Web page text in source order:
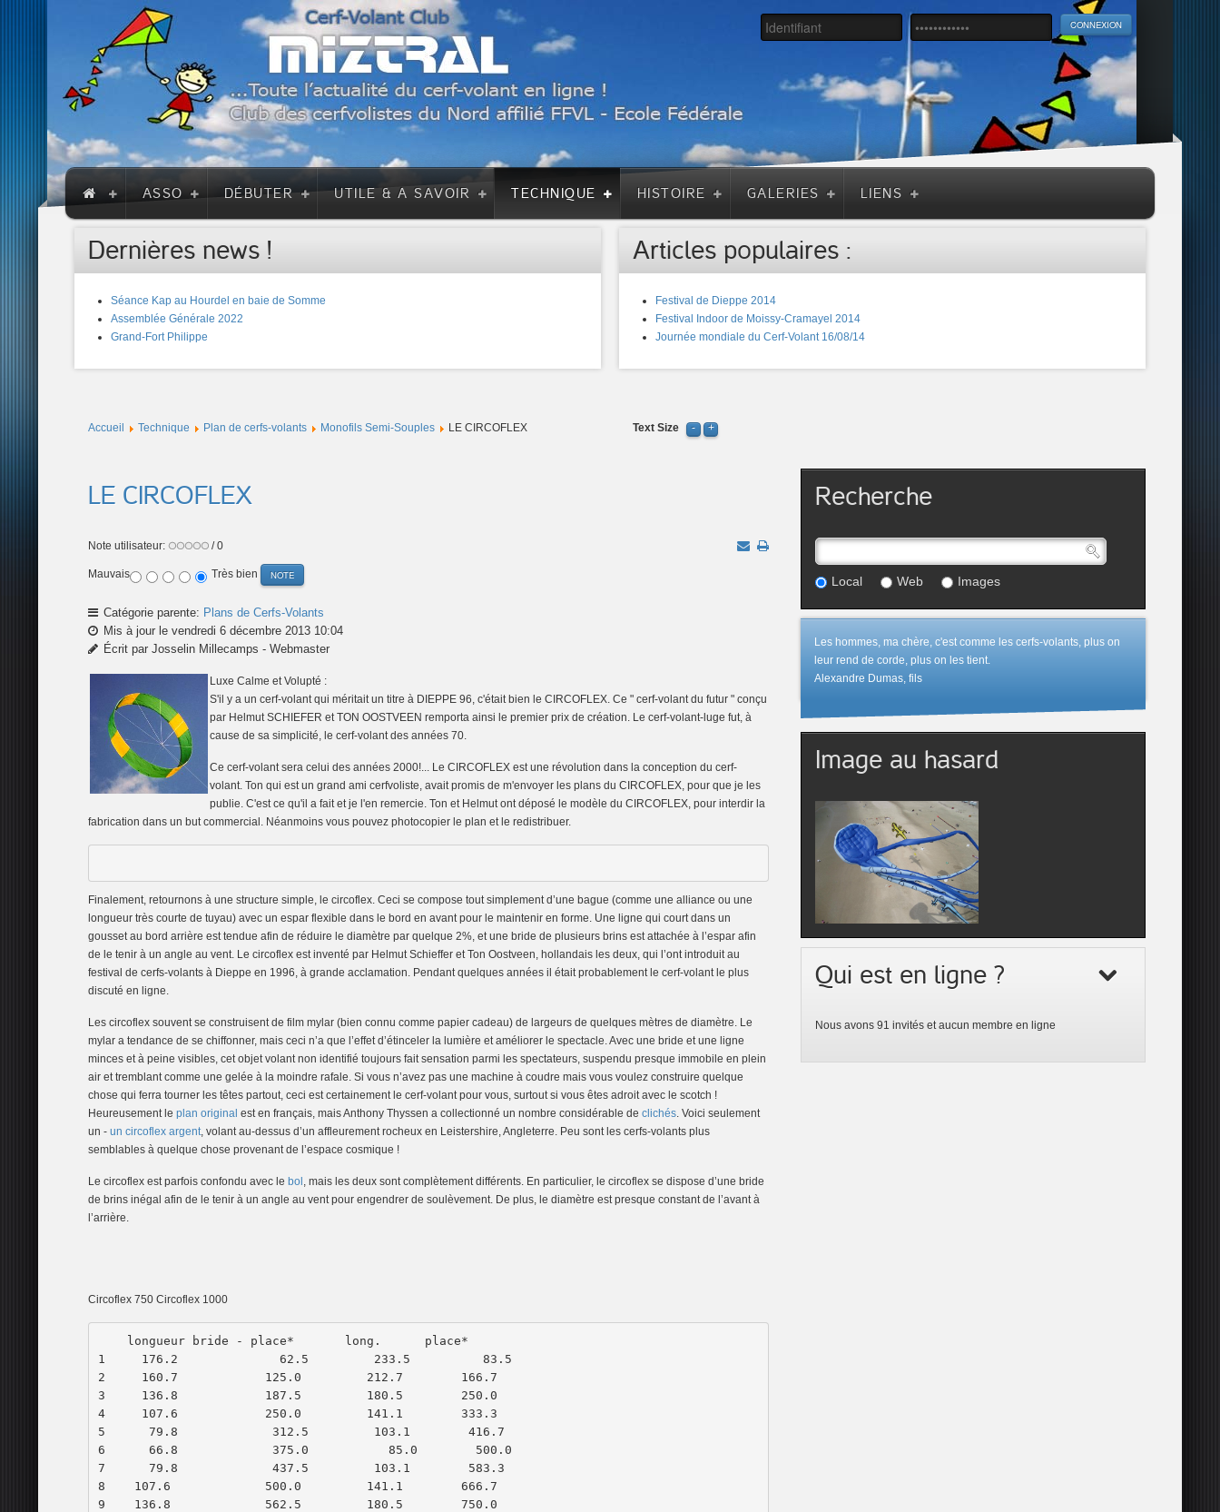
ASSO DÉBUTER UTILE & A SAVOIR TECHNIQUE HISTOIRE GALERIES LIENS
Dernières news !
Séance Kap au Hourdel en baie de Somme
Assemblée Générale 2022
Grand-Fort Philippe
Articles populaires :
Festival de Dieppe 2014
Festival Indoor de Moissy-Cramayel 2014
Journée mondiale du Cerf-Volant 16/08/14
Accueil Technique Plan de cerfs-volants Monofils Semi-Souples LE CIRCOFLEX Text Size
LE CIRCOFLEX
Note utilisateur: / 0
Mauvais Très bien
Catégorie parente: Plans de Cerfs-Volants
Mis à jour le vendredi 6 décembre 2013 10:04
Écrit par Josselin Millecamps - Webmaster
Luxe Calme et Volupté :
S'il y a un cerf-volant qui méritait un titre à DIEPPE 96, c'était bien le CIRCOFLEX. Ce " cerf-volant du futur " conçu
par Helmut SCHIEFER et TON OOSTVEEN remporta ainsi le premier prix de création. Le cerf-volant-luge fut, à
cause de sa simplicité, le cerf-volant des années 70.
Ce cerf-volant sera celui des années 2000!... Le CIRCOFLEX est une révolution dans la conception du cerf-
volant. Ton qui est un grand ami cerfvoliste, avait promis de m'envoyer les plans du CIRCOFLEX, pour que je les
publie. C'est ce qu'il a fait et je l'en remercie. Ton et Helmut ont déposé le modèle du CIRCOFLEX, pour interdir la
fabrication dans un but commercial. Néanmoins vous pouvez photocopier le plan et le redistribuer.
Finalement, retournons à une structure simple, le circoflex. Ceci se compose tout simplement d’une bague (comme une alliance ou une
longueur très courte de tuyau) avec un espar flexible dans le bord en avant pour le maintenir en forme. Une ligne qui court dans un
gousset au bord arrière est tendue afin de réduire le diamètre par quelque 2%, et une bride de plusieurs brins est attachée à l’espar afin
de le tenir à un angle au vent. Le circoflex est inventé par Helmut Schieffer et Ton Oostveen, hollandais les deux, qui l’ont introduit au
festival de cerfs-volants à Dieppe en 1996, à grande acclamation. Pendant quelques années il était probablement le cerf-volant le plus
discuté en ligne.
Les circoflex souvent se construisent de film mylar (bien connu comme papier cadeau) de largeurs de quelques mètres de diamètre. Le
mylar a tendance de se chiffonner, mais ceci n’a que l’effet d’étinceler la lumière et améliorer le spectacle. Avec une bride et une ligne
minces et à peine visibles, cet objet volant non identifié toujours fait sensation parmi les spectateurs, suspendu presque immobile en plein
air et tremblant comme une gelée à la moindre rafale. Si vous n’avez pas une machine à coudre mais vous voulez construire quelque
chose qui ferra tourner les têtes partout, ceci est certainement le cerf-volant pour vous, surtout si vous êtes adroit avec le scotch !
Heureusement le plan original est en français, mais Anthony Thyssen a collectionné un nombre considérable de clichés. Voici seulement
un - un circoflex argent, volant au-dessus d’un affleurement rocheux en Leistershire, Angleterre. Peu sont les cerfs-volants plus
semblables à quelque chose provenant de l’espace cosmique !
Le circoflex est parfois confondu avec le bol , mais les deux sont complètement différents. En particulier, le circoflex se dispose d’une bride
de brins inégal afin de le tenir à un angle au vent pour engendrer de soulèvement. De plus, le diamètre est presque constant de l’avant à
l’arrière.
Circoflex 750 Circoflex 1000
    longueur bride - place*       long.      place*
1     176.2              62.5         233.5          83.5
2     160.7            125.0         212.7        166.7
3     136.8            187.5         180.5        250.0
4     107.6            250.0         141.1        333.3
5      79.8             312.5         103.1        416.7
6      66.8             375.0           85.0        500.0
7      79.8             437.5         103.1        583.3
8    107.6             500.0         141.1        666.7
9    136.8             562.5         180.5        750.0
Recherche
Local Web Images
Les hommes, ma chère, c'est comme les cerfs-volants, plus on
leur rend de corde, plus on les tient.
Alexandre Dumas, fils
Image au hasard
Qui est en ligne ?
Nous avons 91 invités et aucun membre en ligne